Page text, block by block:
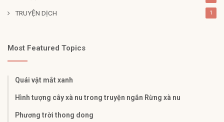
TRUYỆN DỊCH 1
Most Featured Topics
Quái vật mắt xanh
Hình tượng cây xà nu trong truyện ngắn Rừng xà nu
Phương trời thong dong